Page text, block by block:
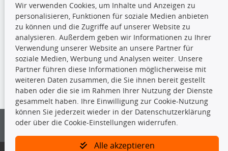
TecDoc Inside
Die hier angezeigten Daten insbesondere die gesamte Datenbank dürfen
nicht kopiert werden.
Es ist zu unterlassen, die Daten oder die gesamte Datenbank ohne
vorherige Zustimmung von TecDoc zu vervielfältigen, zu verbreiten
und/oder diese Handlungen durch Dritte ausführen zu lassen. Ein
Bitte prüfen Sie, ob das über unseren Onlineshop identifizierte Ersatzteil
Wir verwenden Cookies, um Inhalte und Anzeigen zu
personalisieren, Funktionen für soziale Medien anbieten
zu können und die Zugriffe auf unserer Website zu
analysieren. Außerdem geben wir Informationen zu Ihrer
Verwendung unserer Website an unsere Partner für
soziale Medien, Werbung und Analysen weiter. Unsere
Partner führen diese Informationen möglicherweise mit
weiteren Daten zusammen, die Sie ihnen bereit gestellt
haben oder die sie im Rahmen Ihrer Nutzung der Dienste
gesammelt haben. Ihre Einwilligung zur Cookie-Nutzung
können Sie jederzeit wieder in der Datenschutzerklärung
oder über die Cookie-Einstellungen widerrufen.
Alle akzeptieren